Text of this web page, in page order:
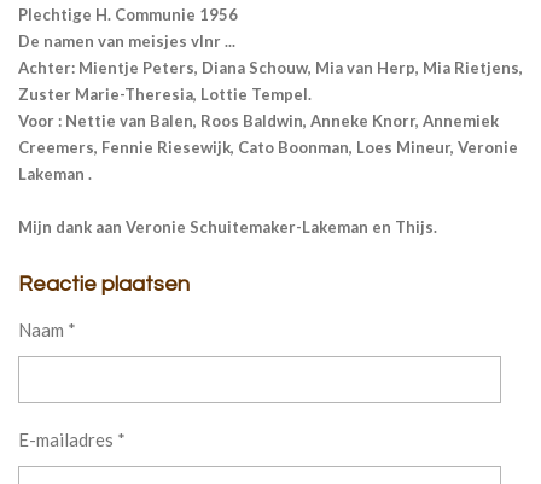
Plechtige H. Communie 1956
De namen van meisjes vlnr ...
Achter: Mientje Peters, Diana Schouw, Mia van Herp, Mia Rietjens,
Zuster Marie-Theresia, Lottie Tempel.
Voor : Nettie van Balen, Roos Baldwin, Anneke Knorr, Annemiek
Creemers, Fennie Riesewijk, Cato Boonman, Loes Mineur, Veronie
Lakeman .
Mijn dank aan Veronie Schuitemaker-Lakeman en Thijs.
Reactie plaatsen
Naam *
E-mailadres *